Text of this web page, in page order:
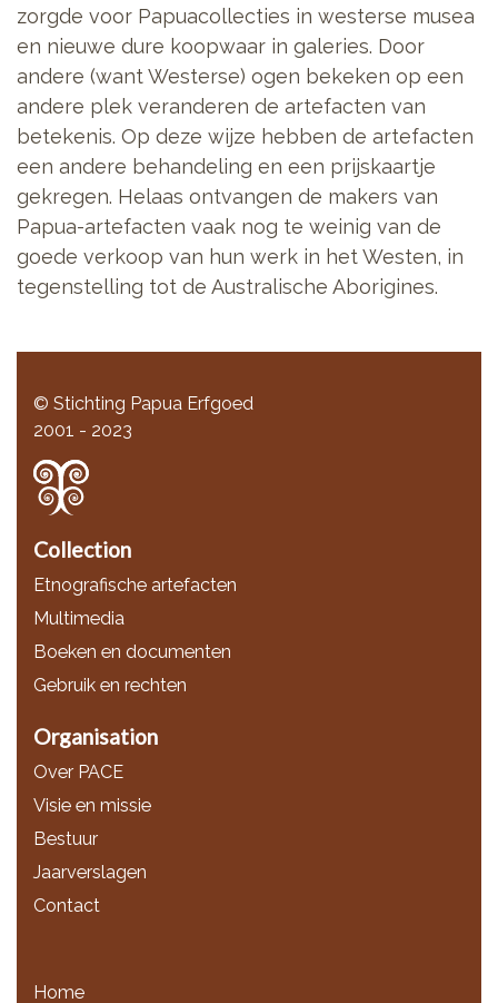
zorgde voor Papuacollecties in westerse musea
en nieuwe dure koopwaar in galeries. Door
andere (want Westerse) ogen bekeken op een
andere plek veranderen de artefacten van
betekenis. Op deze wijze hebben de artefacten
een andere behandeling en een prijskaartje
gekregen. Helaas ontvangen de makers van
Papua-artefacten vaak nog te weinig van de
goede verkoop van hun werk in het Westen, in
tegenstelling tot de Australische Aborigines.
© Stichting Papua Erfgoed
2001 - 2023
Collection
Etnografische artefacten
Multimedia
Boeken en documenten
Gebruik en rechten
Organisation
Over PACE
Visie en missie
Bestuur
Jaarverslagen
Contact
Home